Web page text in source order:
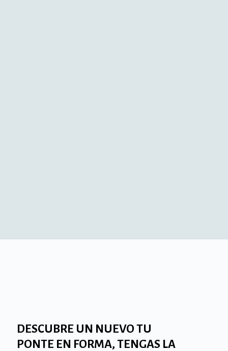
DESCUBRE UN NUEVO TU
PONTE EN FORMA, TENGAS LA